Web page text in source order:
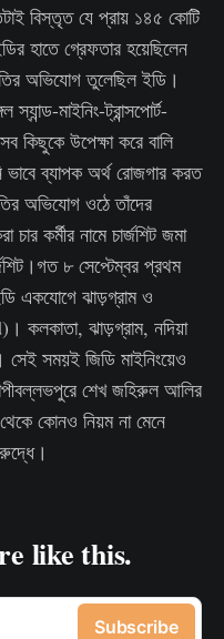
বিস্তৃত যে প্রায় ১৪৫ কোটি
হাতে গ্রেফতার হয়েছিলেন
অভিযোগ তুলেছিল ইডি।
মাইনিং-ট্রান্সপোর্ট-
কিছুকে উপেক্ষা করে বালি
ব্যাপক অর্থ রোজগার করত
অভিযোগ ওঠে তাঁদের
কর্মীর নামে চার্জশিট জমা
৮ সেপ্টেম্বর প্রথম
একযোগে ঝাড়গ্রাম ও
কলকাতা, ঝাড়গ্রাম, নদিয়া
সেই সময়ই জিডি মাইনিংয়েও
শেখ জহিরুল আলির
কোনও নিয়ম না মেনে
like this.
Subscribe